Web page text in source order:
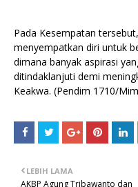
Pada Kesempatan
menyempatkan diri untuk
dimana banyak aspirasi
ditindaklanjuti demi
Keakwa. (Pendim 1710/
LEBIH LAMA
AKBP Agung Tribawanto dan